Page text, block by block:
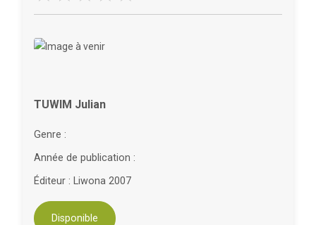
TUWIM Julian
Genre :
Année de publication :
Éditeur : Liwona 2007
Disponible